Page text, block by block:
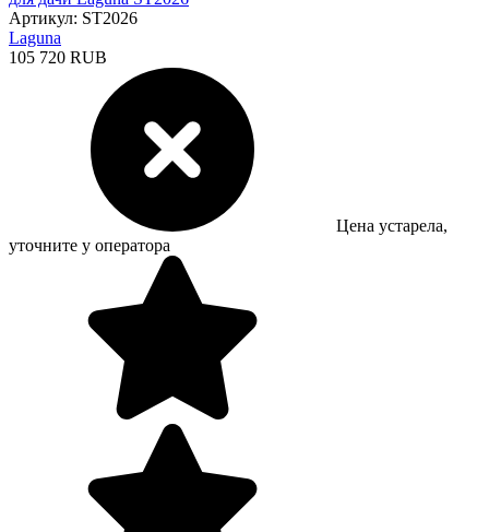
Артикул: ST2026
Laguna
105 720 RUB
Цена устарела,
уточните у оператора